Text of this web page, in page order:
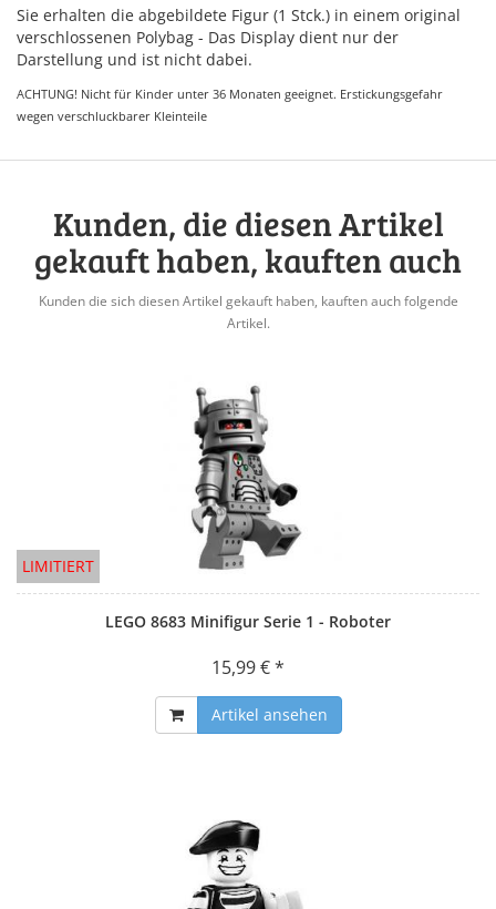
Sie erhalten die abgebildete Figur (1 Stck.) in einem original
verschlossenen Polybag - Das Display dient nur der
Darstellung und ist nicht dabei.
ACHTUNG! Nicht für Kinder unter 36 Monaten geeignet. Erstickungsgefahr
wegen verschluckbarer Kleinteile
Kunden, die diesen Artikel
gekauft haben, kauften auch
Kunden die sich diesen Artikel gekauft haben, kauften auch folgende
Artikel.
LIMITIERT
LEGO 8683 Minifigur Serie 1 - Roboter
15,99 € *
Artikel ansehen